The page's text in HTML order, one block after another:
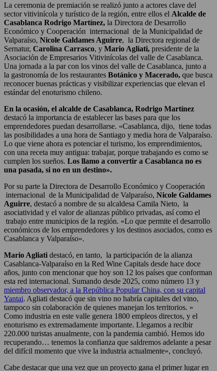
La ceremonia de premiación se realizó junto a actores clave del
sector vitivinícola y turístico de la región, entre ellos el Alcalde de
Casablanca Rodrigo Martínez, la Directora de Desarrollo
Económico y Cooperación internacional de la Municipalidad de
Valparaíso, Nicole Galdames Aguirre, la Directora regional de
Sernatur, Carolina Carrasco, y Mario Agliati, presidente de la
Asociación de Empresarios Vitivinícolas del valle de Casablanca.
Una jornada a la par con los vinos del valle de Casablanca, junto a
la gastronomía de los restaurantes Botánico y Macerado, que busca
reconocer buenas prácticas y visibilizar experiencias que elevan el
estándar del enoturismo chileno.
En la ocasión, el alcalde de Casablanca, Rodrigo Martínez
destacó la importancia de establecer las bases para que los
emprendedores puedan desarrollarse. «Casablanca, dijo, tiene todas
las posibilidades a una hora de Santiago y media hora de Valparaíso.
Lo que viene ahora es potenciar el turismo, los emprendimientos,
con una receta muy antigua: trabajar, porque trabajando es como se
cumplen los sueños. Los llamo a convertir a Casablanca no es
una pasada, si no en un destino».
Por su parte la Directora de Desarrollo Económico y Cooperación
internacional de la Municipalidad de Valparaíso, Nicole Galdames
Aguirre, destacó a nombre de su alcaldesa Camila Nieto, la
asociatividad y el valor de alianzas público privadas, así como el
trabajo entre municipios de la región. «Lo que permite el desarrollo
económicos de los emprendedores y los destinos asociados, como es
Casablanca y Valparaíso».
Mario Agliati destacó, en tanto, la participación de la alianza
Casablanca-Valparaíso en la Red Wine Capitals desde hace doce
años, junto con mencionar que hoy son 12 los países que conforman
esta red internacional. Sumando desde 2025, como número 13 y
miembro observador, a la República Popular China, con su capital
Yantai. Agliati destacó que sin vino no habría capitales del vino,
tampoco sin colaboración de quienes manejan los territorios. »
Como industria en este valle genera 1800 empleos directos, y el
enoturismo es extremadamente importante. Llegamos a recibir
220.000 turistas anualmente, con la pandemia cambió. Hemos ido
recuperando… tenemos la confianza que saldremos adelante a pesar
del difícil momento que vive la industria actualmente», concluyó.
Cabe destacar que una vez que un proyecto gana el primer lugar en